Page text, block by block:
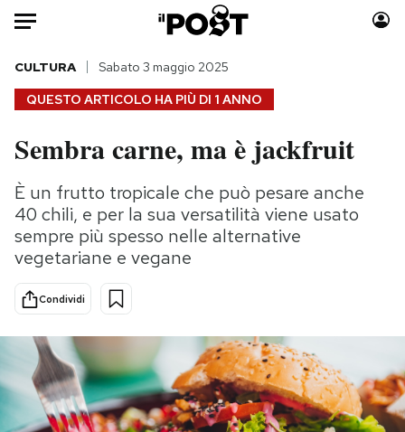
Auto
HOME
Italia
Politica
Tecnologia
Internet
Scienza
Cultura
Economia
Sport
Moda
Consumismi
Storie/Idee
Altrecose
Mondiali calcio 2026
QUESTO ARTICOLO HA PIÙ DI 1 ANNO
CULTURA Sabato 3 maggio 2025
Sembra carne, ma è jackfruit
È un frutto tropicale che può pesare anche
40 chili, e per la sua versatilità viene usato
sempre più spesso nelle alternative
vegetariane e vegane
Condividi